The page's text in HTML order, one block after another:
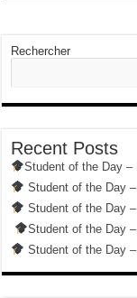
Rechercher
Recent Posts
Student of the Day –
Student of the Day
Student of the Day
Student of the Day
Student of the Day